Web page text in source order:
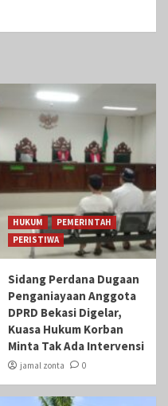
HUKUM
PEMERINTAH
PERISTIWA
Sidang Perdana Dugaan
Penganiayaan Anggota
DPRD Bekasi Digelar,
Kuasa Hukum Korban
Minta Tak Ada Intervensi
jamal zonta 0